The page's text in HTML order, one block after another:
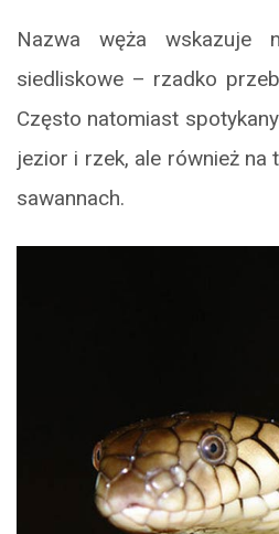
Nazwa węża wskazuje
siedliskowe – rzadko
Często natomiast
jezior i rzek, ale również na
sawannach.